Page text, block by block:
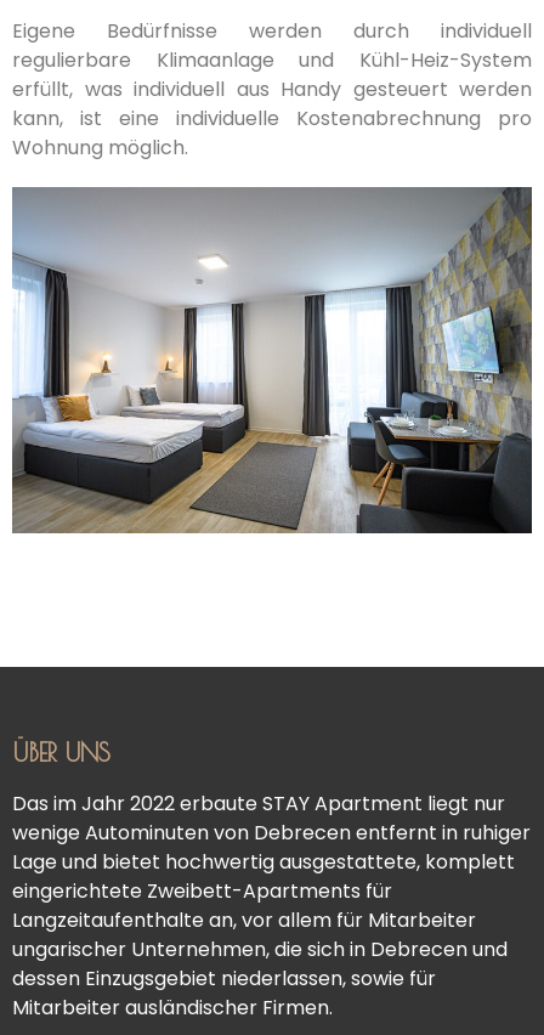
Eigene Bedürfnisse werden durch individuell
regulierbare Klimaanlage und Kühl-Heiz-System
erfüllt, was individuell aus Handy gesteuert werden
kann, ist eine individuelle Kostenabrechnung pro
Wohnung möglich.
ÜBER UNS
Das im Jahr 2022 erbaute STAY Apartment liegt nur
wenige Autominuten von Debrecen entfernt in ruhiger
Lage und bietet hochwertig ausgestattete, komplett
eingerichtete Zweibett-Apartments für
Langzeitaufenthalte an, vor allem für Mitarbeiter
ungarischer Unternehmen, die sich in Debrecen und
dessen Einzugsgebiet niederlassen, sowie für
Mitarbeiter ausländischer Firmen.